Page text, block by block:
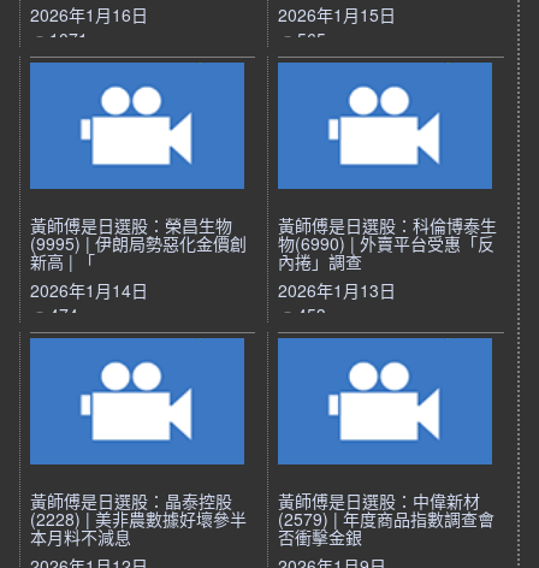
2026年1月16日
1071
2026年1月15日
565
黃師傅是日選股：榮昌生物
(9995) | 伊朗局勢惡化金價創
新高 | 「
2026年1月14日
474
黃師傅是日選股：科倫博泰生
物(6990) | 外賣平台受惠「反
內捲」調查
2026年1月13日
453
黃師傅是日選股：晶泰控股
(2228) | 美非農數據好壞參半
本月料不減息
黃師傅是日選股：中偉新材
(2579) | 年度商品指數調查會
否衝擊金銀